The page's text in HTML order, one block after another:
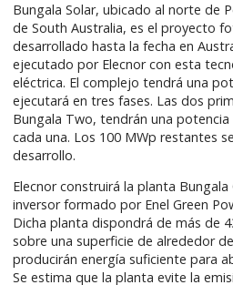
Bungala Solar, ubicado al norte de
de South Australia, es el proyecto
desarrollado hasta la fecha en
ejecutado por Elecnor con esta
eléctrica. El complejo tendrá una
ejecutará en tres fases. Las dos
Bungala Two, tendrán una
cada una. Los 100 MWp restantes
desarrollo.
Elecnor construirá la planta
inversor formado por Enel Green
Dicha planta dispondrá de más de
sobre una superficie de alrededor
producirán energía suficiente para
Se estima que la planta evite la